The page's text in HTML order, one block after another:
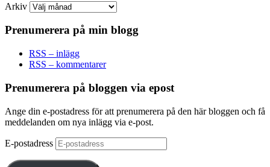
Arkiv
Prenumerera på min blogg
RSS – inlägg
RSS – kommentarer
Prenumerera på bloggen via epost
Ange din e-postadress för att prenumerera på den här bloggen och få
meddelanden om nya inlägg via e-post.
E-postadress